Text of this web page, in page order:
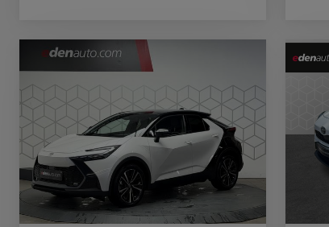
TOYOTA C-HR
HYBRIDE OU HYBRIDE RECHARGEABLE